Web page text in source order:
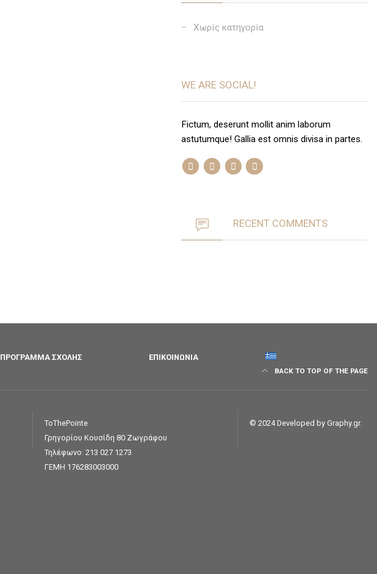
Χωρίς κατηγορία
WE ARE SOCIAL!
Fictum, deserunt mollit anim laborum
astutumque! Gallia est omnis divisa in partes.
RECENT COMMENTS
ΠΡΌΓΡΑΜΜΑ ΣΧΟΛΉΣ ΕΠΙΚΟΙΝΩΝΊΑ
BACK TO TOP OF THE PAGE
ToThePointe
Γρηγορίου Κουσίδη 80 Ζωγράφου
Τηλέφωνο: 213 027 1273
ΓΕΜΗ 176283003000
© 2024 Developed by Graphy.gr.